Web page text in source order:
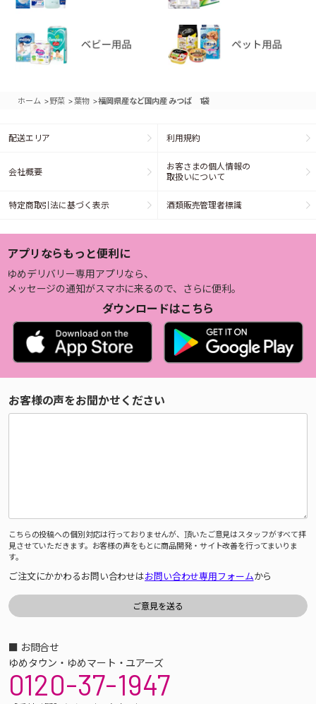
ホーム >野菜 >葉物 >福岡県産など国内産 みつば 1袋
配送エリア 利用規約
会社概要
お客さまの個人情報の
取扱いについて
特定商取引法に基づく表示 酒類販売管理者標識
アプリならもっと便利に
ゆめデリバリー専用アプリなら、
メッセージの通知がスマホに来るので、さらに便利。
ダウンロードはこちら
お客様の声をお聞かせください
こちらの投稿への個別対応は行っておりませんが、頂いたご意見はスタッフがすべて拝
見させていただきます。お客様の声をもとに商品開発・サイト改善を行ってまいりま
す。
ご注文にかかわるお問い合わせはお問い合わせ専用フォームから
■ お問合せ
ゆめタウン・ゆめマート・ユアーズ
0120-37-1947